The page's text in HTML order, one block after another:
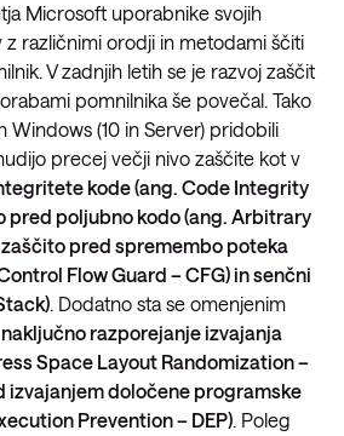
Microsoft uporabnike svojih
z različnimi orodji in metodami ščiti
V zadnjih letih se je razvoj zaščit
pomnilnika še povečal. Tako
Windows (10 in Server) pridobili
precej večji nivo zaščite kot v
kode (ang. Code Integrity
pred poljubno kodo (ang. Arbitrary
zaščito pred spremembo poteka
Flow Guard – CFG) in senčni
. Dodatno sta se omenjenim
naključno razporejanje izvajanja
Space Layout Randomization –
izvajanjem določene programske
Prevention – DEP). Poleg